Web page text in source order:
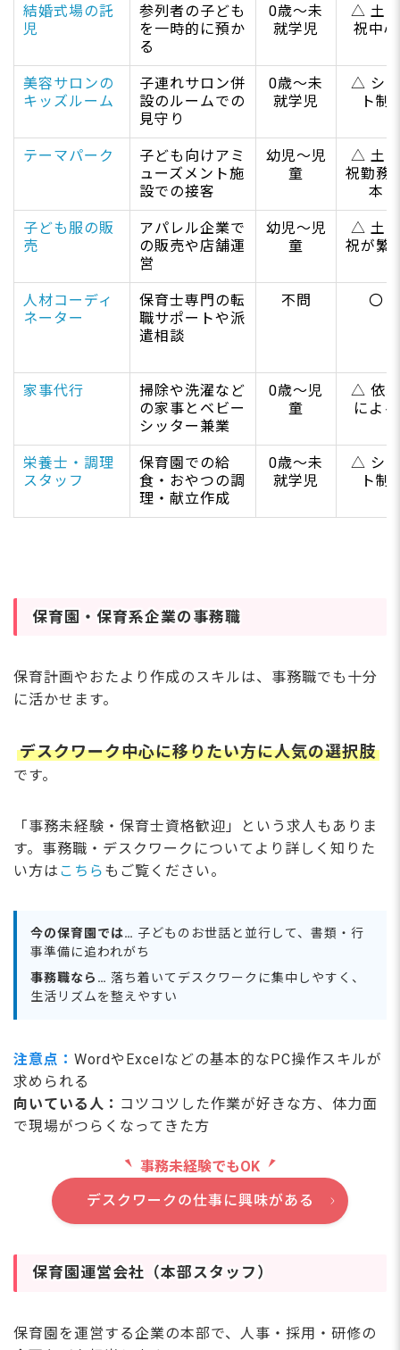
結婚式場の託
児
参列者の子ども
を一時的に預か
る
0歳～未
就学児
△ 土日
祝中心
美容サロンの
キッズルーム
子連れサロン併
設のルームでの
見守り
0歳～未
就学児
△ シフ
ト制
テーマパーク
子ども向けアミ
ューズメント施
設での接客
幼児～児
童
△ 土日
祝勤務
本
子ども服の販
売
アパレル企業で
の販売や店舗運
営
幼児～児
童
△ 土日
祝が繁
人材コーディ
ネーター
保育士専門の転
職サポートや派
遣相談
不問 〇
家事代行
掃除や洗濯など
の家事とベビー
シッター兼業
0歳～児
童
△ 依頼
による
栄養士・調理
スタッフ
保育園での給
食・おやつの調
理・献立作成
0歳～未
就学児
△ シフ
ト制
保育園・保育系企業の事務職
保育計画やおたより作成のスキルは、事務職でも十分
に活かせます。
デスクワーク中心に移りたい方に人気の選択肢
です。
「事務未経験・保育士資格歓迎」という求人もありま
す。事務職・デスクワークについてより詳しく知りた
い方は こちら もご覧ください。
今の保育園では… 子どものお世話と並行して、書類・行
事準備に追われがち
事務職なら… 落ち着いてデスクワークに集中しやすく、
生活リズムを整えやすい
注意点： WordやExcelなどの基本的なPC操作スキルが
求められる
向いている人： コツコツした作業が好きな方、体力面
で現場がつらくなってきた方
事務未経験でもOK
デスクワークの仕事に興味がある
保育園運営会社（本部スタッフ）
保育園を運営する企業の本部で、人事・採用・研修の